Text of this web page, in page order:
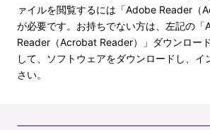
ァイルを閲覧するには「Adobe Reader（
が必要です。お持ちでない方は、左記の「
Reader（Acrobat Reader）」ダウンロー
して、ソフトウェアをダウンロードし、イ
さい。